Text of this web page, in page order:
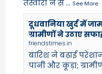
तस्वीरों ने स... See More
दूधवानिया खुर्द में
ग्रामीणों ने उठाए
friendstimes.in
बारिश ने बढ़ाई
पानी और कूड़ा;